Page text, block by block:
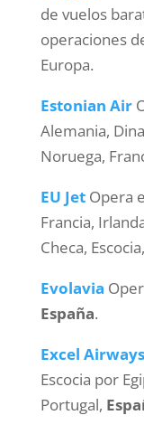
de vuelos
operaciones
Europa.
Estonian Air
Alemania,
Noruega,
EU JetOpera
Francia,
Checa, Escocia,
Evolavia
España.
Excel Airways
Escocia por
Portugal,